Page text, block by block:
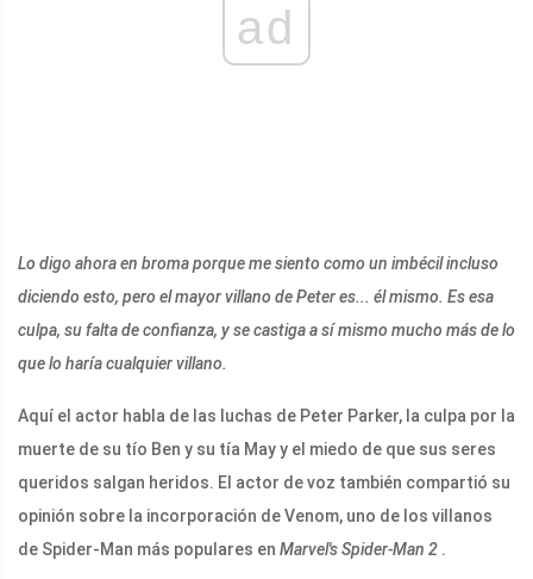
ad
Lo digo ahora en broma porque me siento como un imbécil incluso
diciendo esto, pero el mayor villano de Peter es... él mismo. Es esa
culpa, su falta de confianza, y se castiga a sí mismo mucho más de lo
que lo haría cualquier villano.
Aquí el actor habla de las luchas de Peter Parker, la culpa por la
muerte de su tío Ben y su tía May y el miedo de que sus seres
queridos salgan heridos. El actor de voz también compartió su
opinión sobre la incorporación de Venom, uno de los villanos
de Spider-Man más populares en Marvel's Spider-Man 2 .